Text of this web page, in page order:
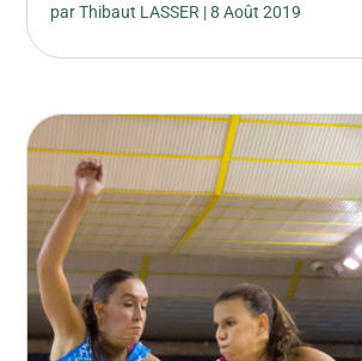
parThibaut LASSER |8 Août 2019